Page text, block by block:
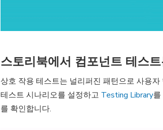
스토리북에서 컴포넌트 테스
상호 작용 테스트는 널리퍼진 패턴으로 사용
테스트 시나리오를 설정하고 Testing Library
를 확인합니다.